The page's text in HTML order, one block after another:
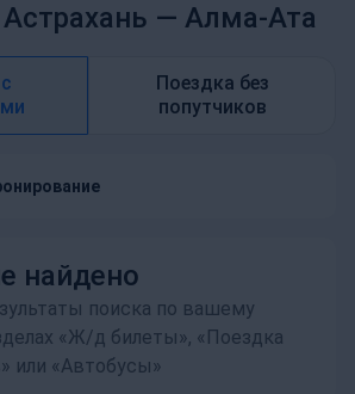
Астрахань — Алма-Ата
Поездка без
попутчиков
найдено
поиска по вашему
«Ж/д билеты», «Поездка
или «Автобусы»